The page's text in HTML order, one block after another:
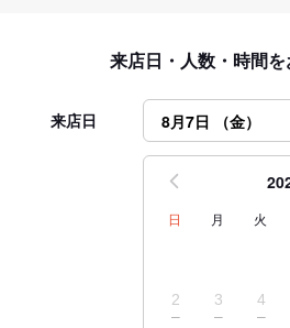
来店日・人数・時間
来店日 8月7日 （金）
日 月 火
2 3 4